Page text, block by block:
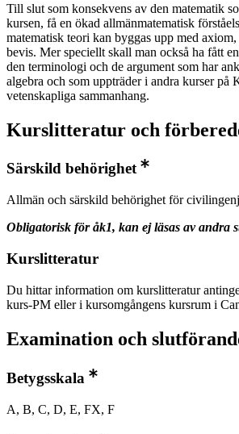
Till slut som konsekvens av den matematik
kursen, få en ökad allmänmatematisk
matematisk teori kan byggas upp med
bevis. Mer speciellt skall man också ha fått
den terminologi och de argument som har
algebra och som uppträder i andra kurser på
vetenskapliga sammanhang.
Kurslitteratur och
Särskild behörighet
Allmän och särskild behörighet för
Obligatorisk för åk1, kan ej läsas av andra
Kurslitteratur
Du hittar information om kurslitteratur
kurs-PM eller i kursomgångens kursrum i
Examination och
Betygsskala
A, B, C, D, E, FX, F